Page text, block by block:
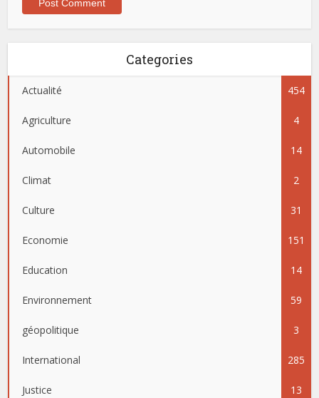
Categories
Actualité 454
Agriculture 4
Automobile 14
Climat 2
Culture 31
Economie 151
Education 14
Environnement 59
géopolitique 3
International 285
Justice 13